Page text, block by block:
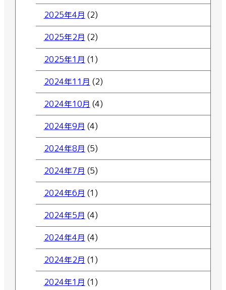
2025年4月 (2)
2025年2月 (2)
2025年1月 (1)
2024年11月 (2)
2024年10月 (4)
2024年9月 (4)
2024年8月 (5)
2024年7月 (5)
2024年6月 (1)
2024年5月 (4)
2024年4月 (4)
2024年2月 (1)
2024年1月 (1)